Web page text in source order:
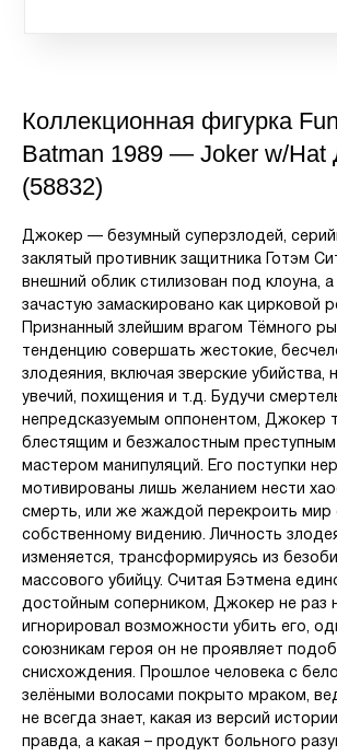
Коллекционная фигурка
Batman 1989 — Joker w/Hat
(58832)
Джокер — безумный суперзлодей,
заклятый противник защитника Готэм
внешний облик стилизован под клоуна,
зачастую замаскировано как цирковой
Признанный злейшим врагом Тёмного
тенденцию совершать жестокие,
злодеяния, включая зверские убийства,
увечий, похищения и т.д. Будучи
непредсказуемым оппонентом, Джокер
блестящим и безжалостным преступным
мастером манипуляций. Его поступки
мотивированы лишь желанием нести
смерть, или же жаждой перекроить мир
собственному видению. Личность
изменяется, трансформируясь из
массового убийцу. Считая Бэтмена
достойным соперником, Джокер не раз
игнорировал возможности убить его,
союзникам героя он не проявляет
снисхождения. Прошлое человека с
зелёными волосами покрыто мраком,
не всегда знает, какая из версий
правда, а какая – продукт больного